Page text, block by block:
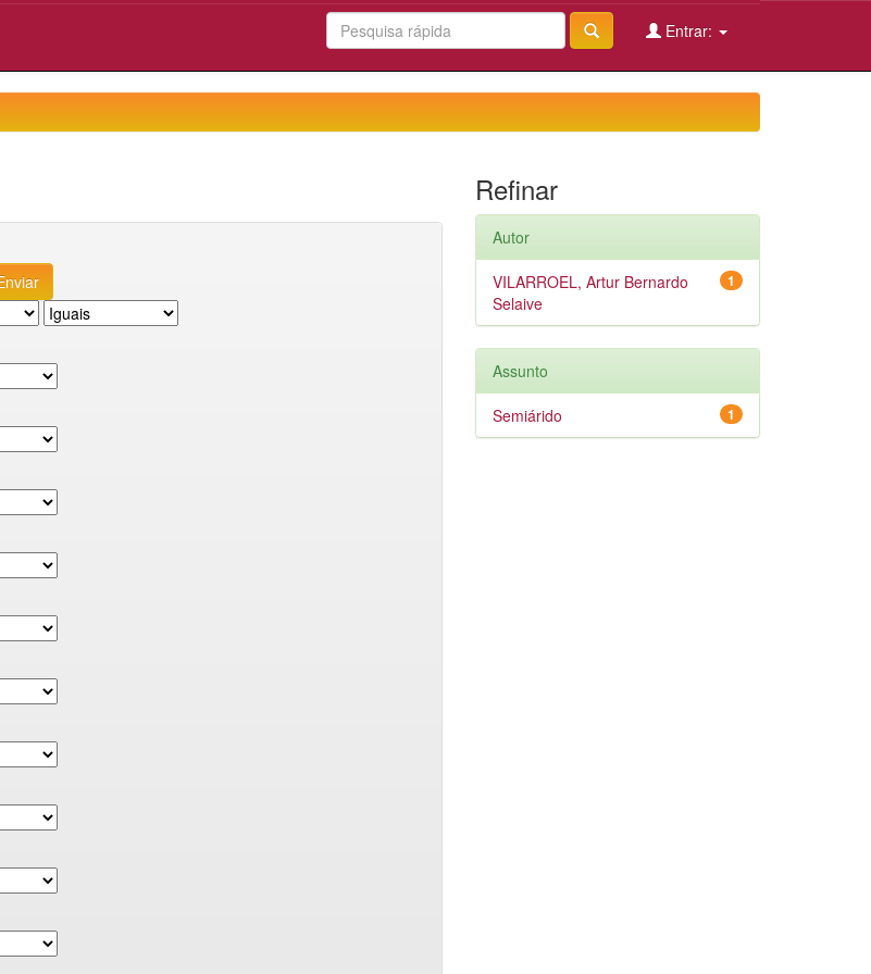
Entrar:
Refinar
Autor
1
VILARROEL, Artur Bernardo
Selaive
Assunto
1
Semiárido